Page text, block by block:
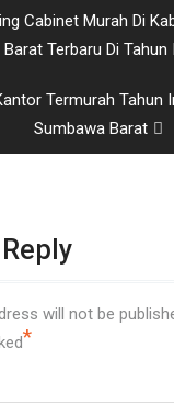
Cabinet Murah Di
Barat Terbaru Di Tahun
Termurah Tahun
Sumbawa Barat
will not be
*